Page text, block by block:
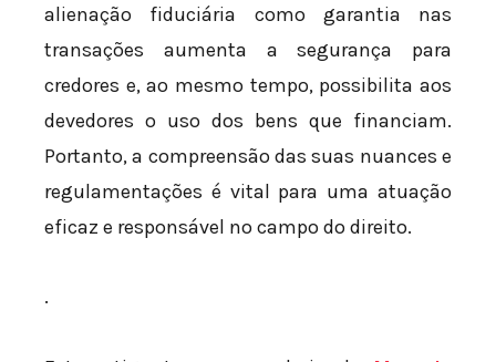
alienação fiduciária como garantia nas
transações aumenta a segurança para
credores e, ao mesmo tempo, possibilita aos
devedores o uso dos bens que financiam.
Portanto, a compreensão das suas nuances e
regulamentações é vital para uma atuação
eficaz e responsável no campo do direito.
.